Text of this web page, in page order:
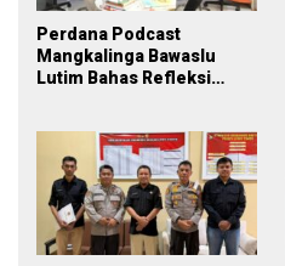
Perdana Podcast
Mangkalinga Bawaslu
Lutim Bahas Refleksi